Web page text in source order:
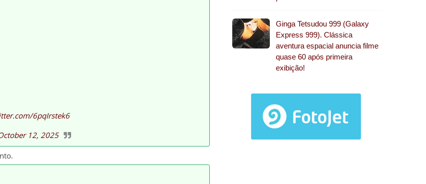
6pqIrstek6
12, 2025
Ginga Tetsudou 999 (Galaxy
Express 999). Clássica
aventura espacial anuncia filme
quase 60 após primeira
exibição!